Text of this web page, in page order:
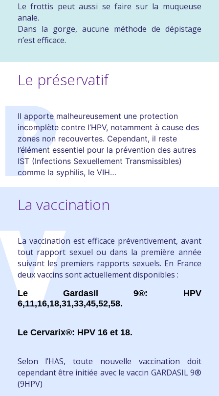
Le frottis peut aussi se faire sur la muqueuse
anale.
Dans la gorge, aucune méthode de dépistage
n’est efficace.
Le préservatif
Il apporte malheureusement une protection
incomplète contre l’HPV, notamment à cause des
zones non recouvertes. Cependant, il reste
l’élément essentiel pour la prévention des autres
IST(Infections Sexuellement Transmissibles)
comme la syphilis, le VIH…
La vaccination
La vaccination est efficace préventivement, avant
tout rapport sexuel ou dans la première année
suivant les premiers rapports sexuels. En France
deux vaccins sont actuellement disponibles :
Le Gardasil 9®: HPV
6,11,16,18,31,33,45,52,58.
Le Cervarix®: HPV 16 et 18.
Selon l’HAS, toute nouvelle vaccination doit
cependant être initiée avec le vaccin GARDASIL 9®
(9HPV)